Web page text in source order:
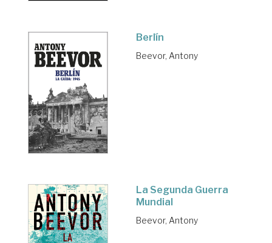
Berlín
Beevor, Antony
La Segunda Guerra
Mundial
Beevor, Antony